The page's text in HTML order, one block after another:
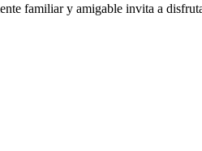
familiar y amigable invita a